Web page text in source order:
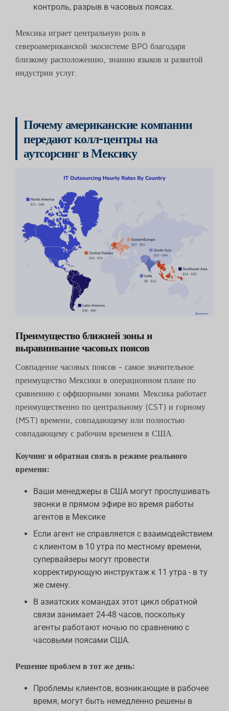
контроль, разрыв в часовых поясах.
Мексика играет центральную роль в
североамериканской экосистеме BPO благодаря
близкому расположению, знанию языков и развитой
индустрии услуг.
Почему американские компании
передают колл-центры на
аутсорсинг в Мексику
Преимущество ближней зоны и
выравнивание часовых поясов
Совпадение часовых поясов - самое значительное
преимущество Мексики в операционном плане по
сравнению с оффшорными зонами. Мексика работает
преимущественно по центральному (CST) и горному
(MST) времени, совпадающему или полностью
совпадающему с рабочим временем в США.
Коучинг и обратная связь в режиме реального
времени:
Ваши менеджеры в США могут прослушивать
звонки в прямом эфире во время работы
агентов в Мексике
Если агент не справляется с взаимодействием
с клиентом в 10 утра по местному времени,
супервайзеры могут провести
корректирующую инструктаж к 11 утра - в ту
же смену.
В азиатских командах этот цикл обратной
связи занимает 24-48 часов, поскольку
агенты работают ночью по сравнению с
часовыми поясами США.
Решение проблем в тот же день:
Проблемы клиентов, возникающие в рабочее
время, могут быть немедленно решены в